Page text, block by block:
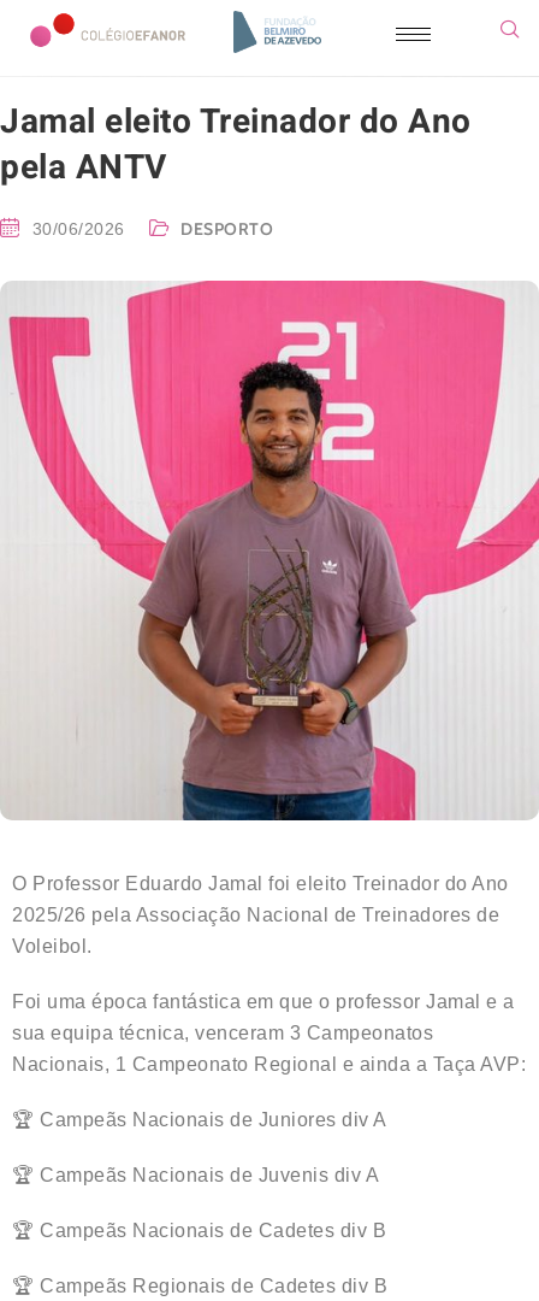
Jamal eleito Treinador do Ano
pela ANTV
30/06/2026 DESPORTO
O Professor Eduardo Jamal foi eleito Treinador do Ano
2025/26 pela Associação Nacional de Treinadores de
Voleibol.
Foi uma época fantástica em que o professor Jamal e a
sua equipa técnica, venceram 3 Campeonatos
Nacionais, 1 Campeonato Regional e ainda a Taça AVP:
🏆 Campeãs Nacionais de Juniores div A
🏆 Campeãs Nacionais de Juvenis div A
🏆 Campeãs Nacionais de Cadetes div B
🏆 Campeãs Regionais de Cadetes div B